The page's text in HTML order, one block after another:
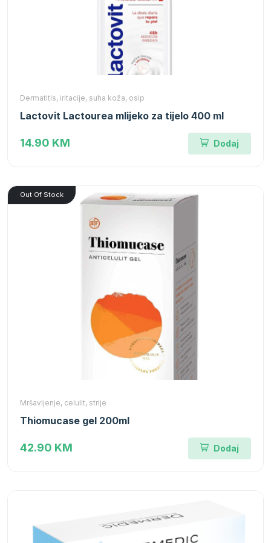
Dermatitis, iritacije, suha koža, osip
Lactovit Lactourea mlijeko za tijelo 400 ml
14.90 KM Dodaj
Out Of Stock
Mršavljenje, celulit, strije
Thiomucase gel 200ml
42.90 KM Dodaj